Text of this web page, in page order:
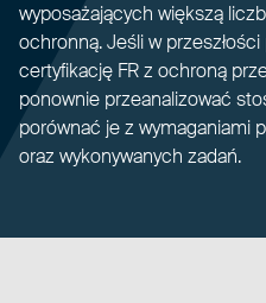
wyposażających większą
ochronną. Jeśli w
certyfikację FR z ochroną
ponownie przeanalizować
porównać je z wymaganiami
oraz wykonywanych zadań.